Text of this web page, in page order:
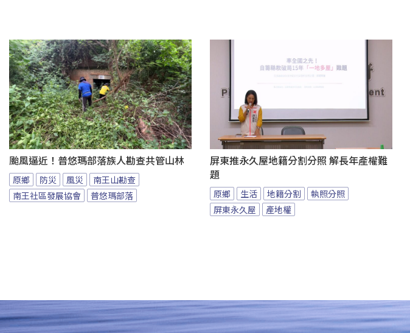
颱風逼近！普悠瑪部落族人勘查共管山林
原鄉 防災 風災
南王山勘查
南王社區發展協會
普悠瑪部落
屏東推永久屋地籍分割分照 解長年產權難
題
原鄉 生活 地籍分割
執照分照
屏東永久屋
產地權